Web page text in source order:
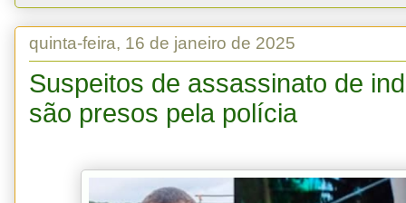
quinta-feira, 16 de janeiro de 2025
Suspeitos de assassinato de
são presos pela polícia